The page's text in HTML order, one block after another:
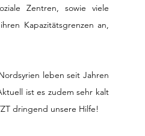
Zentren, sowie viele
Kapazitätsgrenzen an,
leben seit Jahren
ist es zudem sehr kalt
dringend unsere Hilfe!